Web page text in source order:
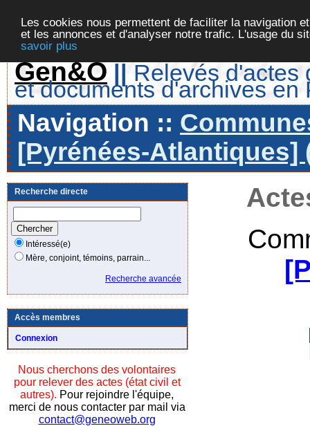
Les cookies nous permettent de faciliter la navigation
et les annonces et d'analyser notre trafic. L'usage du
savoir plus
Gen&O || Relevés d'actes
et documents d'archives en
Navigation ::
[Pyrénées-Atlantiques]
Recherche directe
Intéressé(e)
Mère, conjoint, témoins, parrain...
Recherche avancée
Accès membres
Connexion
Nous cherchons des volontaires
pour relever des actes (état civil et
autres). Pour rejoindre l'équipe,
merci de nous contacter par mail via
contact@geneoweb.org